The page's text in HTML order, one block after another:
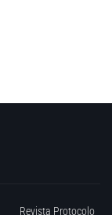
Revista Protocolo